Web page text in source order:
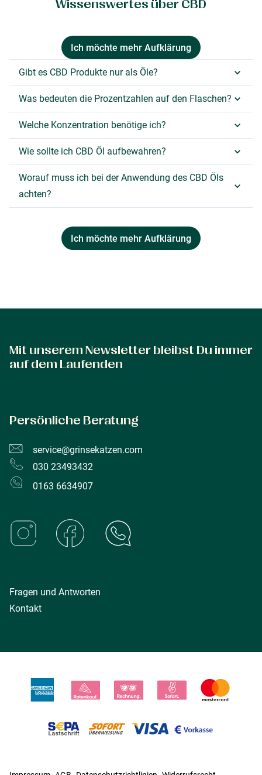
Gibt es CBD Produkte nur als Öle?
Was bedeuten die Prozentzahlen auf den Flaschen?
Welche Konzentration benötige ich?
Wie sollte ich CBD Öl aufbewahren?
Worauf muss ich bei der Anwendung des CBD Öls
achten?
Ich möchte mehr Aufklärung
Wissenswertes über CBD
Ich möchte mehr Aufklärung
Persönliche Beratung
service@grinsekatzen.com
030 23493432
0163 6634907
Fragen und Antworten
Kontakt
Mit unserem Newsletter bleibst Du immer
auf dem Laufenden